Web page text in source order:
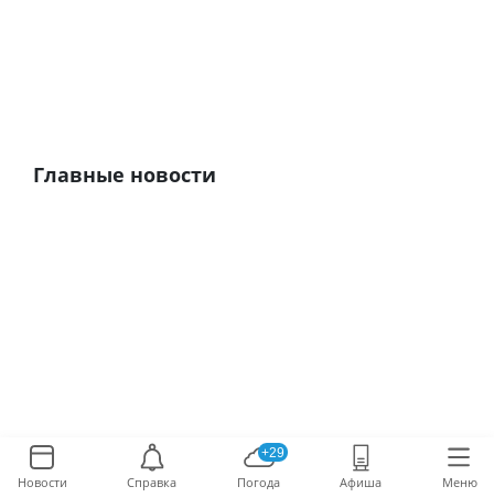
Главные новости
Новости Справка
+29
Погода Афиша Меню